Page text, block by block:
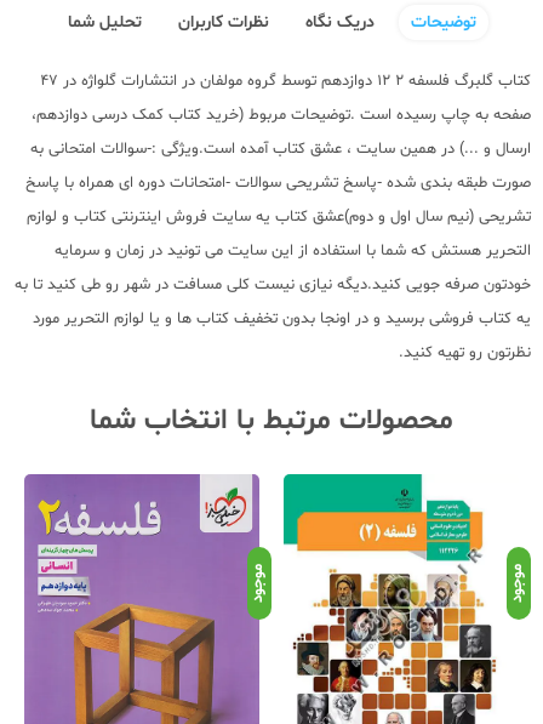
توضیحات دریک نگاه نظرات کاربران تحلیل شما
کتاب گلبرگ فلسفه 2 12 دوازدهم توسط گروه مولفان در انتشارات گلواژه در 47
صفحه به چاپ رسیده است .توضیحات مربوط (خرید کتاب کمک درسی دوازدهم،
ارسال و ...) در همین سایت ، عشق کتاب آمده است.ویژگی :-سوالات امتحانی به
صورت طبقه بندی شده -پاسخ تشریحی سوالات -امتحانات دوره ای همراه با پاسخ
تشریحی (نیم سال اول و دوم)عشق کتاب یه سایت فروش اینترنتی کتاب و لوازم
التحریر هستش که شما با استفاده از این سایت می تونید در زمان و سرمایه
خودتون صرفه جویی کنید.دیگه نیازی نیست کلی مسافت در شهر رو طی کنید تا به
یه کتاب فروشی برسید و در اونجا بدون تخفیف کتاب ها و یا لوازم التحریر مورد
نظرتون رو تهیه کنید.
محصولات مرتبط با انتخاب شما
موجود موجود